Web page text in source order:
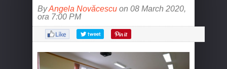
ByAngela Novăcescu on 08 March 2020,
ora 7:00 PM